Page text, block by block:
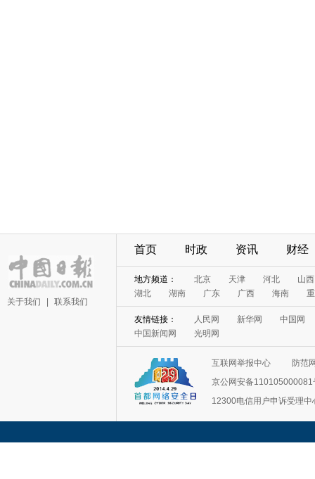
关于我们 联系我们
首页 时政 资讯 财经
地方频道： 北京 天津 河北
山西
湖北
湖南 广东 广西 海南
友情链接： 人民网 新华网
中国网
中国新闻网
光明网
互联网举报中心
防范
京公网安备110105000081
12300电信用户申诉受理中